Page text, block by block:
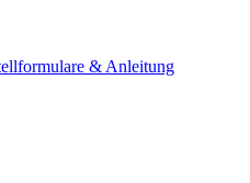
& Anleitung